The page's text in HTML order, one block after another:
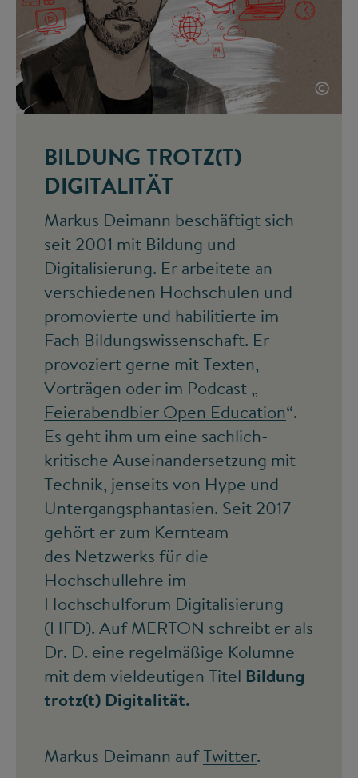
©
BILDUNG TROTZ(T)
DIGITALITÄT
Markus Deimann beschäftigt sich
seit 2001 mit Bildung und
Digitalisierung. Er arbeitete an
verschiedenen Hochschulen und
promovierte und habilitierte im
Fach Bildungswissenschaft. Er
provoziert gerne mit Texten,
Vorträgen oder im Podcast „
Feierabendbier Open Education“.
Es geht ihm um eine sachlich-
kritische Auseinandersetzung mit
Technik, jenseits von Hype und
Untergangsphantasien. Seit 2017
gehört er zum Kernteam
des Netzwerks für die
Hochschullehre im
Hochschulforum Digitalisierung
(HFD). Auf MERTON schreibt er als
Dr. D. eine regelmäßige Kolumne
mit dem vieldeutigen Titel Bildung
trotz(t) Digitalität.
Markus Deimann aufTwitter.